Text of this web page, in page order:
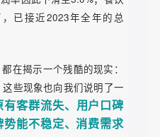
了前所未有的挑战。汽车行业
润率因此下滑至5.0%；餐饮
都在揭示一个残酷的现实：
。这些现象也向我们说明了一